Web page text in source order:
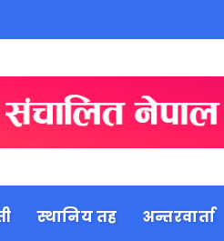
स्थानिय तह अन्तरवार्ता